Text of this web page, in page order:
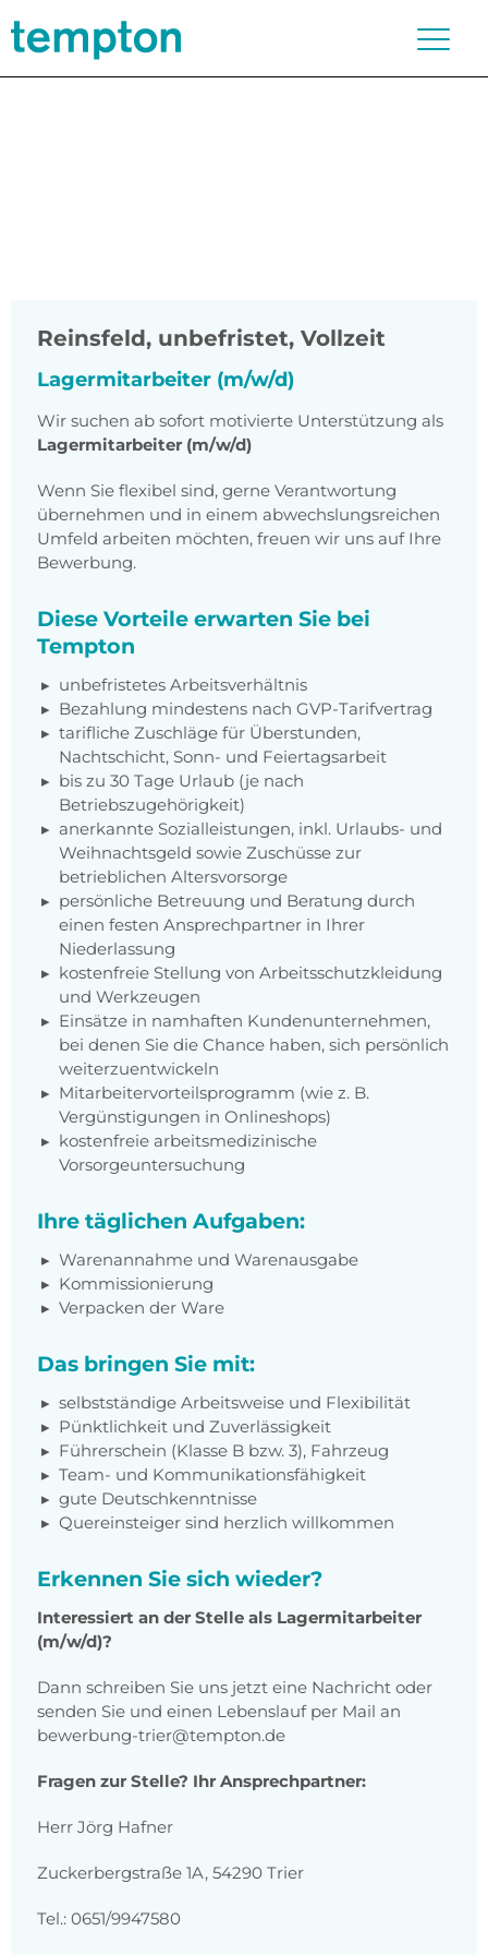
Reinsfeld, unbefristet, Vollzeit
Lagermitarbeiter (m/w/d)
Wir suchen ab sofort motivierte Unterstützung als
Lagermitarbeiter (m/w/d)
Wenn Sie flexibel sind, gerne Verantwortung
übernehmen und in einem abwechslungsreichen
Umfeld arbeiten möchten, freuen wir uns auf Ihre
Bewerbung.
Diese Vorteile erwarten Sie bei
Tempton
unbefristetes Arbeitsverhältnis
Bezahlung mindestens nach GVP-Tarifvertrag
tarifliche Zuschläge für Überstunden,
Nachtschicht, Sonn- und Feiertagsarbeit
bis zu 30 Tage Urlaub (je nach
Betriebszugehörigkeit)
anerkannte Sozialleistungen, inkl. Urlaubs- und
Weihnachtsgeld sowie Zuschüsse zur
betrieblichen Altersvorsorge
persönliche Betreuung und Beratung durch
einen festen Ansprechpartner in Ihrer
Niederlassung
kostenfreie Stellung von Arbeitsschutzkleidung
und Werkzeugen
Einsätze in namhaften Kundenunternehmen,
bei denen Sie die Chance haben, sich persönlich
weiterzuentwickeln
Mitarbeitervorteilsprogramm (wie z. B.
Vergünstigungen in Onlineshops)
kostenfreie arbeitsmedizinische
Vorsorgeuntersuchung
Ihre täglichen Aufgaben:
Warenannahme und Warenausgabe
Kommissionierung
Verpacken der Ware
Das bringen Sie mit:
selbstständige Arbeitsweise und Flexibilität
Pünktlichkeit und Zuverlässigkeit
Führerschein (Klasse B bzw. 3), Fahrzeug
Team- und Kommunikationsfähigkeit
gute Deutschkenntnisse
Quereinsteiger sind herzlich willkommen
Erkennen Sie sich wieder?
Interessiert an der Stelle als Lagermitarbeiter
(m/w/d)?
Dann schreiben Sie uns jetzt eine Nachricht oder
senden Sie und einen Lebenslauf per Mail an
bewerbung-trier@tempton.de
Fragen zur Stelle? Ihr Ansprechpartner:
Herr Jörg Hafner
Zuckerbergstraße 1A, 54290 Trier
Tel.: 0651/9947580